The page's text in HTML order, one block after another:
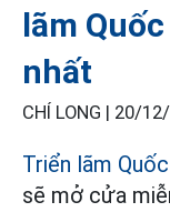
lãm
nhất
CHÍ LONG | 20/
Triển lãm
sẽ mở cửa